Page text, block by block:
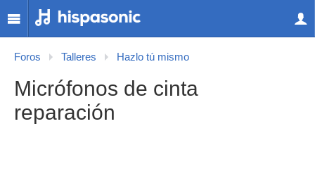
Foros Talleres Hazlo tú mismo
Micrófonos de cinta
reparación